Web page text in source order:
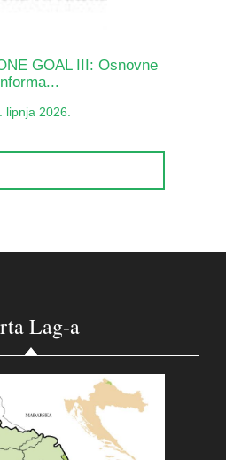
GOAL III: Osnovne
lipnja 2026.
Lag-a